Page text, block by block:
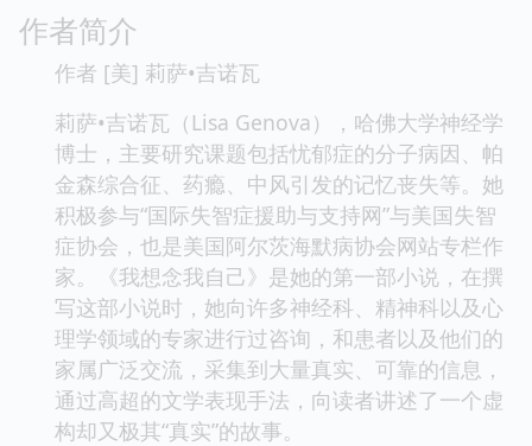
作者简介
作者 [美] 莉萨•吉诺瓦
莉萨•吉诺瓦（Lisa Genova），哈佛大学神经学
博士，主要研究课题包括忧郁症的分子病因、帕
金森综合征、药瘾、中风引发的记忆丧失等。她
积极参与“国际失智症援助与支持网”与美国失智
症协会，也是美国阿尔茨海默病协会网站专栏作
家。《我想念我自己》是她的第一部小说，在撰
写这部小说时，她向许多神经科、精神科以及心
理学领域的专家进行过咨询，和患者以及他们的
家属广泛交流，采集到大量真实、可靠的信息，
通过高超的文学表现手法，向读者讲述了一个虚
构却又极其“真实”的故事。